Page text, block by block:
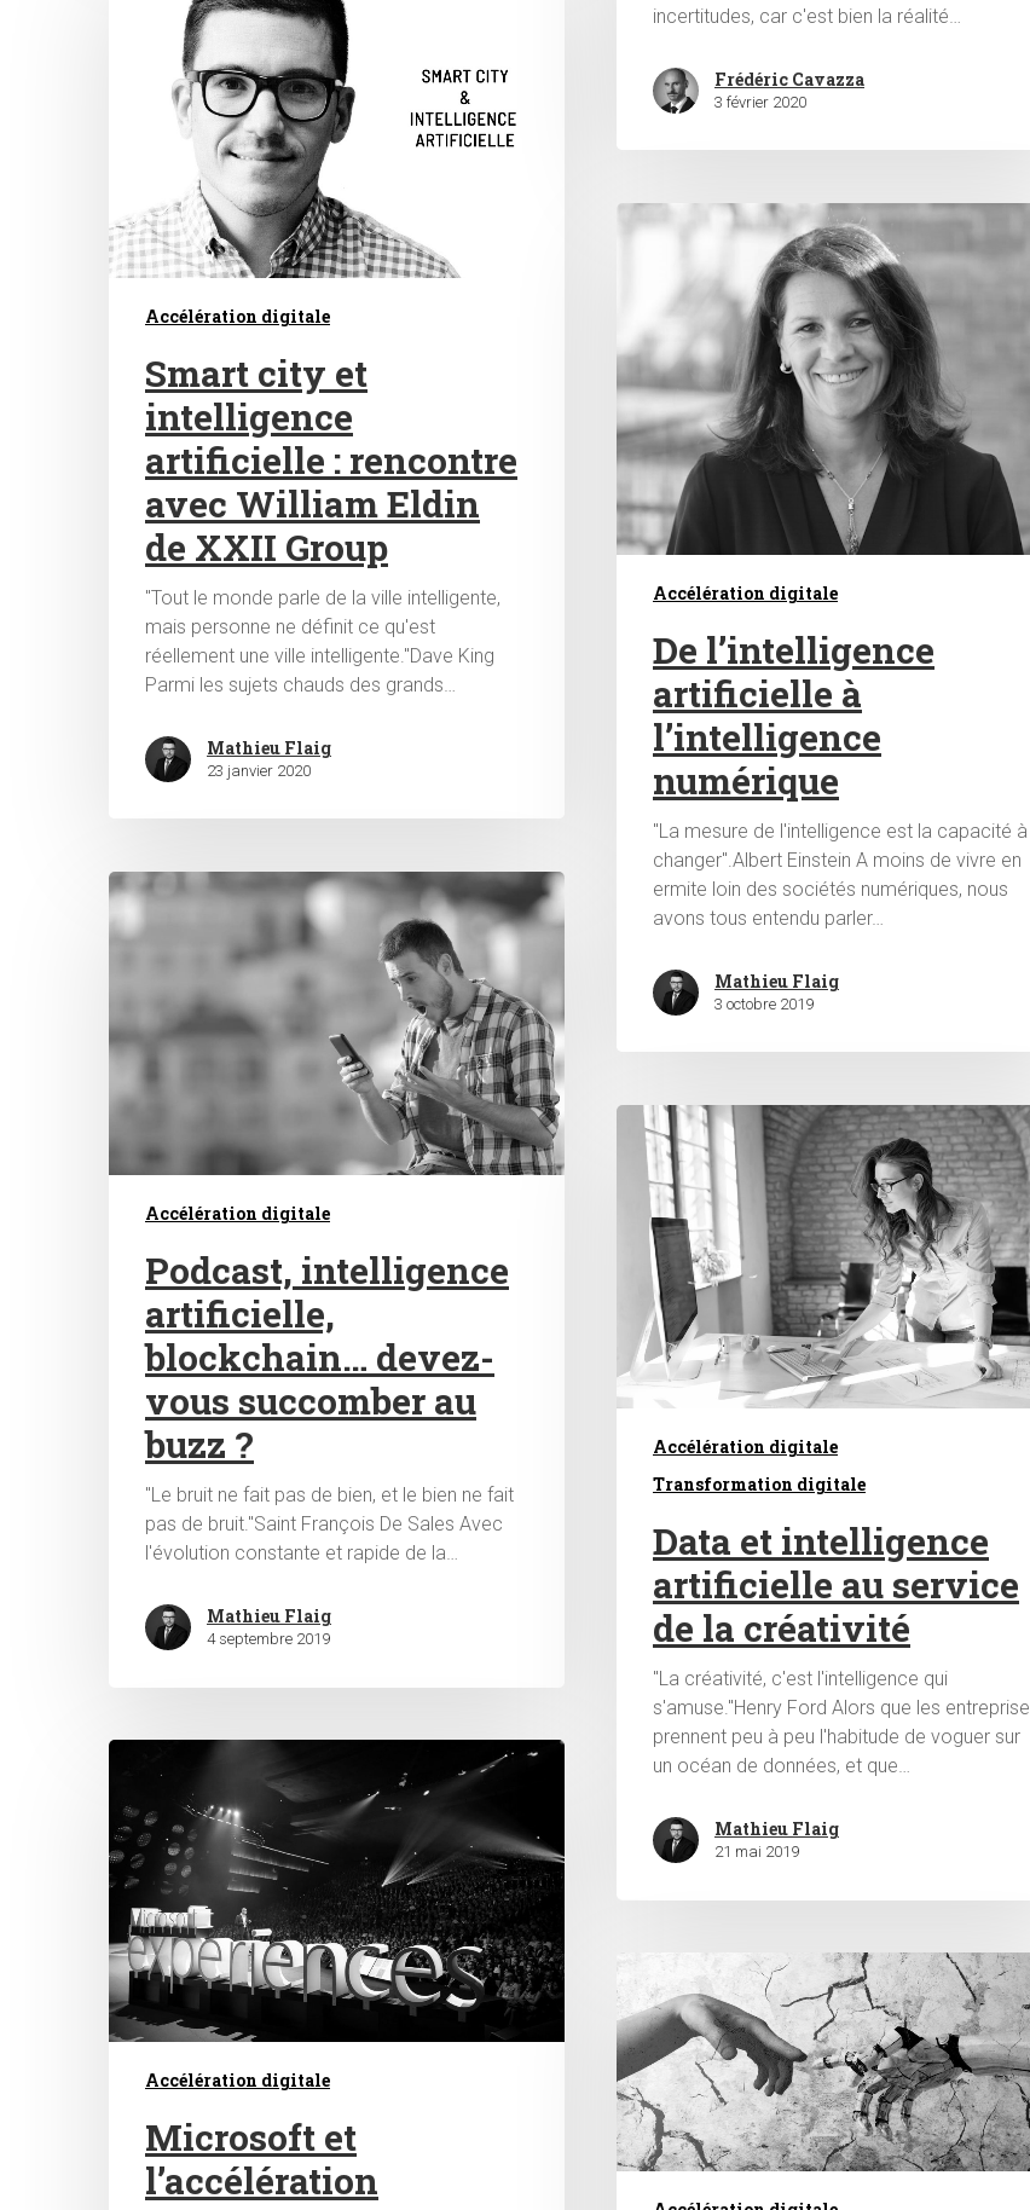
incertitudes, car c'est bien la réalité…
Frédéric Cavazza
3 février 2020
Accélération digitale
Smart city et
intelligence
artificielle : rencontre
avec William Eldin
de XXII Group
"Tout le monde parle de la ville intelligente,
mais personne ne définit ce qu'est
réellement une ville intelligente."Dave King
Parmi les sujets chauds des grands…
Mathieu Flaig
23 janvier 2020
Accélération digitale
De l’intelligence
artificielle à
l’intelligence
numérique
"La mesure de l'intelligence est la capacité à
changer".Albert Einstein A moins de vivre en
ermite loin des sociétés numériques, nous
avons tous entendu parler…
Mathieu Flaig
3 octobre 2019
Accélération digitale
Podcast, intelligence
artificielle,
blockchain… devez-
vous succomber au
buzz ?
"Le bruit ne fait pas de bien, et le bien ne fait
pas de bruit."Saint François De Sales Avec
l'évolution constante et rapide de la…
Mathieu Flaig
4 septembre 2019
Accélération digitale
Transformation digitale
Data et intelligence
artificielle au service
de la créativité
"La créativité, c'est l'intelligence qui
s'amuse."Henry Ford Alors que les entreprise
prennent peu à peu l'habitude de voguer sur
un océan de données, et que…
Mathieu Flaig
21 mai 2019
Accélération digitale
Microsoft et
l’accélération